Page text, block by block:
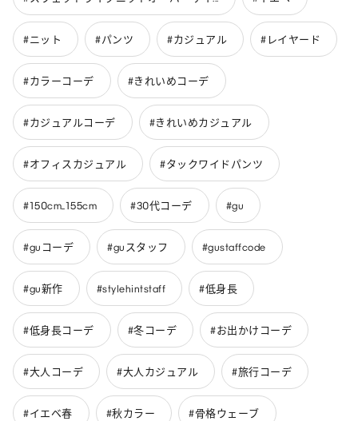
#ニット #パンツ #カジュアル #レイヤード
#カラーコーデ #きれいめコーデ
#カジュアルコーデ #きれいめカジュアル
#オフィスカジュアル #タックワイドパンツ
#150cm_155cm #30代コーデ #gu
#guコーデ #guスタッフ #gustaffcode
#gu新作 #stylehintstaff #低身長
#低身長コーデ #冬コーデ #お出かけコーデ
#大人コーデ #大人カジュアル #旅行コーデ
#イエベ春 #秋カラー #骨格ウェーブ